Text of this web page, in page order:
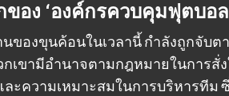
อง ‘องค์กรควบคุมฟุตบอล
ของขุนค้อนในเวลานี้ กำลังถูกจับต
เขามีอำนาจตามกฎหมายในการสั่
ะความเหมาะสมในการบริหารทีม